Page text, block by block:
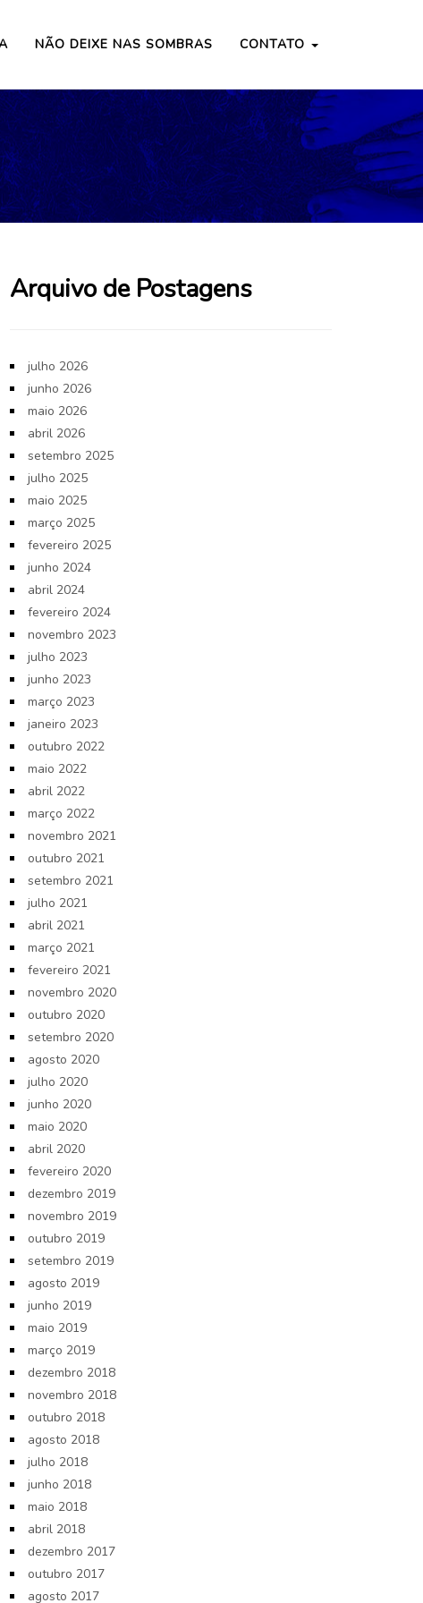
NÃO DEIXE NAS SOMBRAS CONTATO
Arquivo de Postagens
julho 2026
junho 2026
maio 2026
abril 2026
setembro 2025
julho 2025
maio 2025
março 2025
fevereiro 2025
junho 2024
abril 2024
fevereiro 2024
novembro 2023
julho 2023
junho 2023
março 2023
janeiro 2023
outubro 2022
maio 2022
abril 2022
março 2022
novembro 2021
outubro 2021
setembro 2021
julho 2021
abril 2021
março 2021
fevereiro 2021
novembro 2020
outubro 2020
setembro 2020
agosto 2020
julho 2020
junho 2020
maio 2020
abril 2020
fevereiro 2020
dezembro 2019
novembro 2019
outubro 2019
setembro 2019
agosto 2019
junho 2019
maio 2019
março 2019
dezembro 2018
novembro 2018
outubro 2018
agosto 2018
julho 2018
junho 2018
maio 2018
abril 2018
dezembro 2017
outubro 2017
agosto 2017